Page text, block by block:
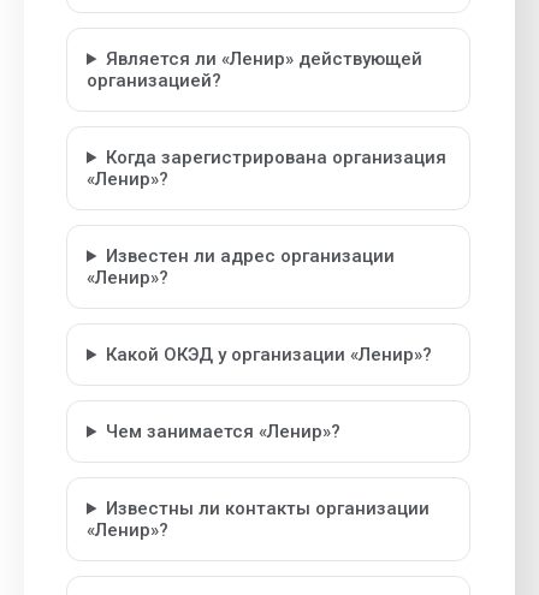
Является ли «Ленир» действующей
организацией?
Когда зарегистрирована организация
«Ленир»?
Известен ли адрес организации
«Ленир»?
Какой ОКЭД у организации «Ленир»?
Чем занимается «Ленир»?
Известны ли контакты организации
«Ленир»?